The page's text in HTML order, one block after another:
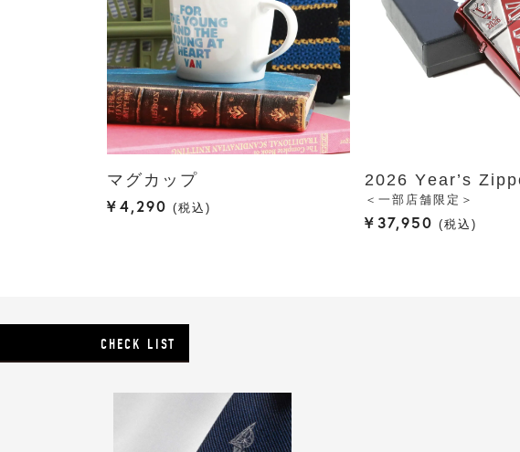
マグカップ
¥4,290 税込
2026 Year’s
＜一部店舗限定＞
¥37,950 税込
CHECK LIST